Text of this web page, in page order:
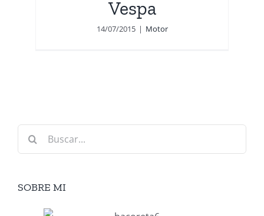
Vespa
14/07/2015 | Motor
Buscar:
SOBRE MI